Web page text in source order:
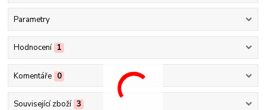
Parametry
Hodnocení 1
Komentáře 0
Související zboží 3